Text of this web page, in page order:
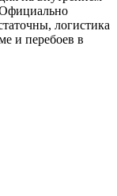
Официально
логистика
и перебоев в